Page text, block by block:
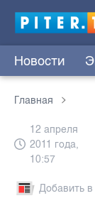
Новости
Главная
12 апреля
2011 года,
10:57
Добавить в